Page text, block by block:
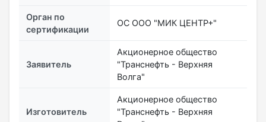
Орган по
сертификации
ОС ООО "МИК ЦЕНТР+"
Заявитель
Акционерное общество
"Транснефть - Верхняя
Волга"
Изготовитель
Акционерное общество
"Транснефть - Верхняя